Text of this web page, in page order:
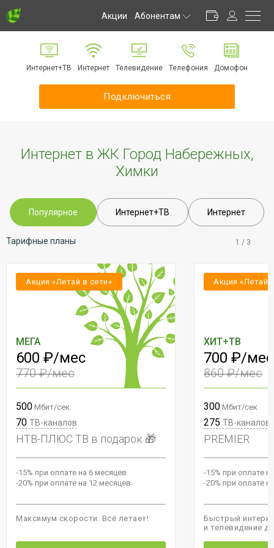
Акции Абонентам
Личный кабинет
Способы оплаты
Обратная связь
Информирование
Документы
Интернет+ТВ Интернет Телевидение Телефония Домофон
Подключиться
Интернет в ЖК Город Набережных,
Химки
Популярное Интернет+ТВ Интернет
Тарифные планы 1 / 3
Акция «Летай в сети»
МЕГА
600 ₽/мес
770 ₽/мес
500 Мбит/сек
70 ТВ-каналов
НТВ-ПЛЮС ТВ в подарок 🎁
-15% при оплате на 6 месяцев
-20% при оплате на 12 месяцев
Максимум скорости. Всё летает!
Акция «Летай
ХИТ+ТВ
700 ₽/мес
860 ₽/мес
300 Мбит/сек
275ТВ-каналов
PREMIER
-15% при оплате
-20% при оплате
Быстрый
и телевидение